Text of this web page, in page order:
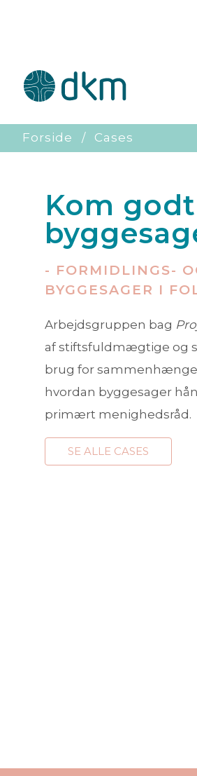
Forside Cases
Kom
- FORMIDLINGS-
BYGGESAGER I
Arbejdsgruppen bag
af stiftsfuldmægtige og
brug for
hvordan byggesager
primært menighedsråd.
SE ALLE CASES